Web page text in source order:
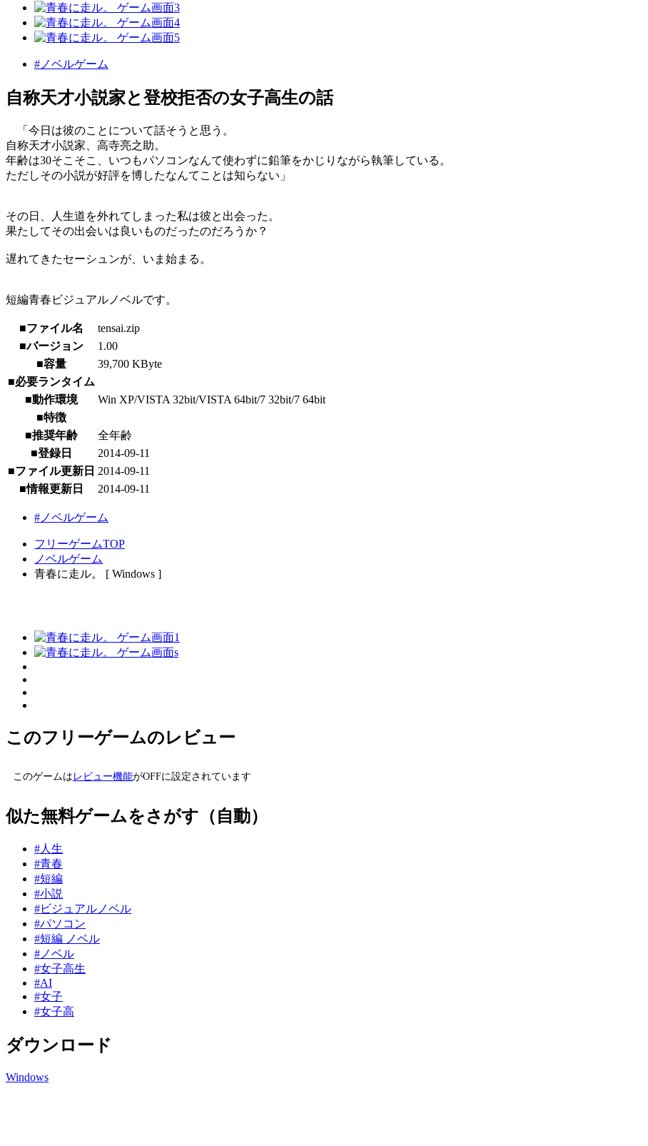
#ノベルゲーム
自称天才小説家と登校拒否の女子高生の話
「今日は彼のことについて話そうと思う。
自称天才小説家、高寺亮之助。
年齢は30そこそこ、いつもパソコンなんて使わずに鉛筆をかじりながら執筆している。
ただしその小説が好評を博したなんてことは知らない」
その日、人生道を外れてしまった私は彼と出会った。
果たしてその出会いは良いものだったのだろうか？
遅れてきたセーシュンが、いま始まる。
短編青春ビジュアルノベルです。
■ファイル名
tensai.zip
■バージョン
1.00
■容量
39,700 KByte
■必要ランタイム
■動作環境
Win XP/VISTA 32bit/VISTA 64bit/7 32bit/7 64bit
■特徴
■推奨年齢
全年齢
■登録日
2014-09-11
■ファイル更新日 2014-09-11
■情報更新日
2014-09-11
#ノベルゲーム
フリーゲームTOP
ノベルゲーム
青春に走ル。 [ Windows ]
このフリーゲームのレビュー
このゲームは レビュー機能がOFFに設定されています
似た無料ゲームをさがす（自動）
#人生
#青春
#短編
#小説
#ビジュアルノベル
#パソコン
#短編 ノベル
#ノベル
#女子高生
#AI
#女子
#女子高
ダウンロード
Windows